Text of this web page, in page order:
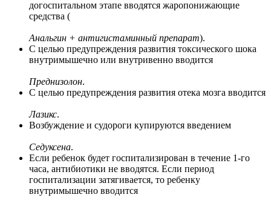
догоспитальном этапе вводятся жаропонижающие
средства (
Анальгин + антигистаминный препарат).
С целью предупреждения развития токсического шока
внутримышечно или внутривенно вводится
Преднизолон.
С целью предупреждения развития отека мозга вводится
Лазикс.
Возбуждение и судороги купируются введением
Седуксена.
Если ребенок будет госпитализирован в течение 1-го
часа, антибиотики не вводятся. Если период
госпитализации затягивается, то ребенку
внутримышечно вводится